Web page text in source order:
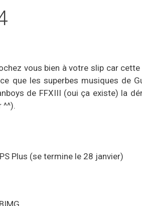
vous bien à votre slip car
que les superbes musiques de
de FFXIII (oui ça existe) la
^^).
Plus (se termine le 28 janvier)